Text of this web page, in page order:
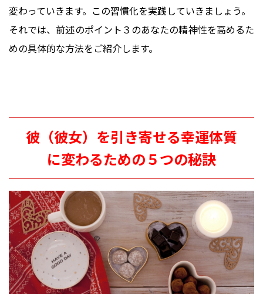
変わっていきます。この習慣化を実践していきましょう。
それでは、前述のポイント３のあなたの精神性を高めるた
めの具体的な方法をご紹介します。
彼（彼女）を引き寄せる幸運体質
に変わるための５つの秘訣